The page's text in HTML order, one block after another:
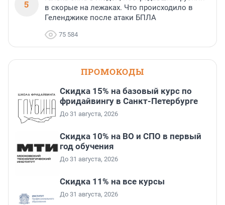
5
в скорые на лежаках. Что происходило в
Геленджике после атаки БПЛА
75 584
ПРОМОКОДЫ
Скидка 15% на базовый курс по
фридайвингу в Санкт-Петербурге
До 31 августа, 2026
Скидка 10% на ВО и СПО в первый
год обучения
До 31 августа, 2026
Скидка 11% на все курсы
До 31 августа, 2026